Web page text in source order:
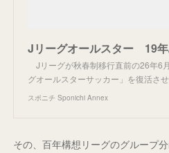
Jリーグが秋春制移行直前の26年6
グオールスターサッカー」を復活さ
スポニチ Sponichi Annex
その、百年構想リーグのグループ